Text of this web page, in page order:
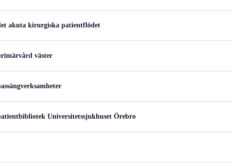
akuta kirurgiska patientflödet
väster
Universitetssjukhuset Örebro